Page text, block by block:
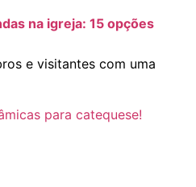
na igreja: 15 opções
e visitantes com uma